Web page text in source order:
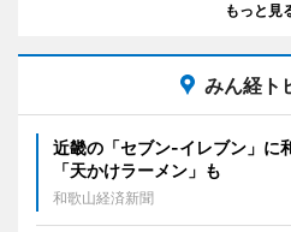
もっと見
みん経ト
近畿の「セブン-イレブン」
「天かけラーメン」も
和歌山経済新聞